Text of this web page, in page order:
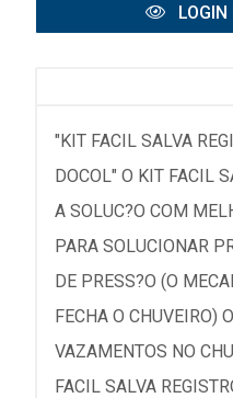
LOGIN
"KIT FACIL SALVA
DOCOL" O KIT FACIL
A SOLUC?O COM
PARA SOLUCIONAR
DE PRESS?O (O
FECHA O CHUVEIRO)
VAZAMENTOS NO
FACIL SALVA